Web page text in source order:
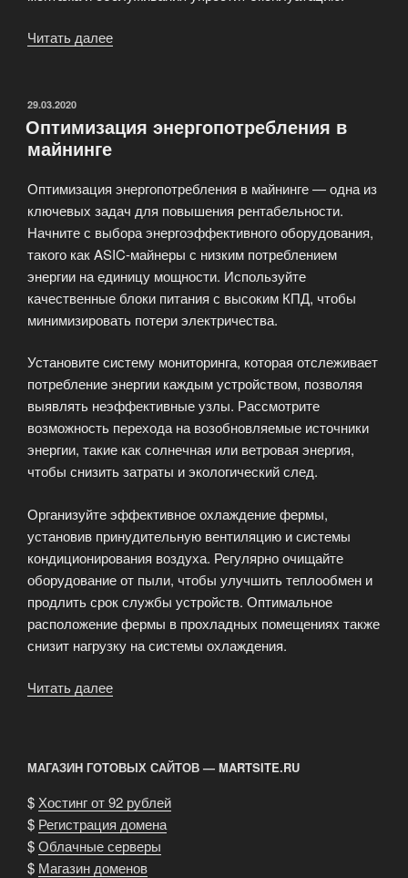
Читать далее
ОПУБЛИКОВАНО
29.03.2020
Оптимизация энергопотребления в
майнинге
Оптимизация энергопотребления в майнинге — одна из
ключевых задач для повышения рентабельности.
Начните с выбора энергоэффективного оборудования,
такого как ASIC-майнеры с низким потреблением
энергии на единицу мощности. Используйте
качественные блоки питания с высоким КПД, чтобы
минимизировать потери электричества.
Установите систему мониторинга, которая отслеживает
потребление энергии каждым устройством, позволяя
выявлять неэффективные узлы. Рассмотрите
возможность перехода на возобновляемые источники
энергии, такие как солнечная или ветровая энергия,
чтобы снизить затраты и экологический след.
Организуйте эффективное охлаждение фермы,
установив принудительную вентиляцию и системы
кондиционирования воздуха. Регулярно очищайте
оборудование от пыли, чтобы улучшить теплообмен и
продлить срок службы устройств. Оптимальное
расположение фермы в прохладных помещениях также
снизит нагрузку на системы охлаждения.
Читать далее
МАГАЗИН ГОТОВЫХ САЙТОВ — MARTSITE.RU
$ Хостинг от 92 рублей
$ Регистрация домена
$Облачные серверы
$ Магазин доменов